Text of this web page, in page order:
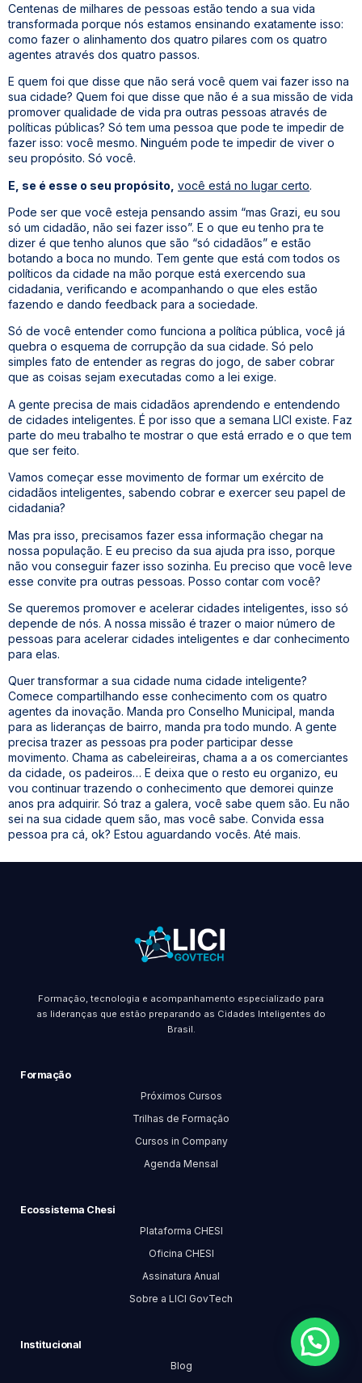
Centenas de milhares de pessoas estão tendo a sua vida
transformada porque nós estamos ensinando exatamente isso:
como fazer o alinhamento dos quatro pilares com os quatro
agentes através dos quatro passos.
E quem foi que disse que não será você quem vai fazer isso na
sua cidade? Quem foi que disse que não é a sua missão de vida
promover qualidade de vida pra outras pessoas através de
políticas públicas? Só tem uma pessoa que pode te impedir de
fazer isso: você mesmo. Ninguém pode te impedir de viver o
seu propósito. Só você.
E, se é esse o seu propósito, você está no lugar certo.
Pode ser que você esteja pensando assim “mas Grazi, eu sou
só um cidadão, não sei fazer isso”. E o que eu tenho pra te
dizer é que tenho alunos que são “só cidadãos” e estão
botando a boca no mundo. Tem gente que está com todos os
políticos da cidade na mão porque está exercendo sua
cidadania, verificando e acompanhando o que eles estão
fazendo e dando feedback para a sociedade.
Só de você entender como funciona a política pública, você já
quebra o esquema de corrupção da sua cidade. Só pelo
simples fato de entender as regras do jogo, de saber cobrar
que as coisas sejam executadas como a lei exige.
A gente precisa de mais cidadãos aprendendo e entendendo
de cidades inteligentes. É por isso que a semana LICI existe. Faz
parte do meu trabalho te mostrar o que está errado e o que tem
que ser feito.
Vamos começar esse movimento de formar um exército de
cidadãos inteligentes, sabendo cobrar e exercer seu papel de
cidadania?
Mas pra isso, precisamos fazer essa informação chegar na
nossa população. E eu preciso da sua ajuda pra isso, porque
não vou conseguir fazer isso sozinha. Eu preciso que você leve
esse convite pra outras pessoas. Posso contar com você?
Se queremos promover e acelerar cidades inteligentes, isso só
depende de nós. A nossa missão é trazer o maior número de
pessoas para acelerar cidades inteligentes e dar conhecimento
para elas.
Quer transformar a sua cidade numa cidade inteligente?
Comece compartilhando esse conhecimento com os quatro
agentes da inovação. Manda pro Conselho Municipal, manda
para as lideranças de bairro, manda pra todo mundo. A gente
precisa trazer as pessoas pra poder participar desse
movimento. Chama as cabeleireiras, chama a a os comerciantes
da cidade, os padeiros… E deixa que o resto eu organizo, eu
vou continuar trazendo o conhecimento que demorei quinze
anos pra adquirir. Só traz a galera, você sabe quem são. Eu não
sei na sua cidade quem são, mas você sabe. Convida essa
pessoa pra cá, ok? Estou aguardando vocês. Até mais.
Formação, tecnologia e acompanhamento especializado para
as lideranças que estão preparando as Cidades Inteligentes do
Brasil.
Formação
Próximos Cursos
Trilhas de Formação
Cursos in Company
Agenda Mensal
Ecossistema Chesi
Plataforma CHESI
Oficina CHESI
Assinatura Anual
Sobre a LICI GovTech
Institucional
Blog